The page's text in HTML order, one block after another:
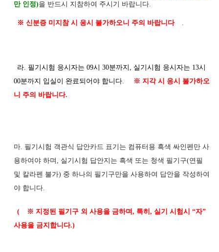
만 인정)을 반드시 지참하여 주시기 바랍니다.
※ 신분증 미지참 시 응시 불가하오니 주의 바랍니다 .
라. 필기시험 응시자는 09시 30분까지, 실기시험 응시자는 13시
00분까지 입실이 완료되어야 합니다.
※ 지각 시 응시 불가하오
니 주의 바랍니다.
마. 필기시험 객관식 답안카드 표기는 컴퓨터용 흑색 싸인펜만 사
용하여야 하며, 실기시험 답안지는 흑색 또는 청색 필기구(연필
및 칼라펜 불가) 중 하나의 필기구만을 사용하여 답안을 작성하여
야 합니다.
( ※ 지정된 필기구 외 사용을 금하며, 특히,실기 시험시“자”
사용을 금지합니다.)